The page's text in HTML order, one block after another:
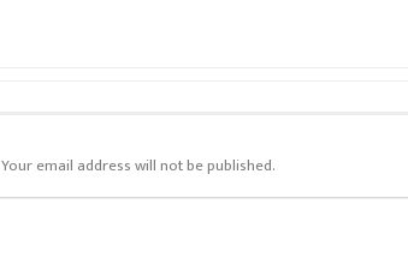
Your email address will not be published.